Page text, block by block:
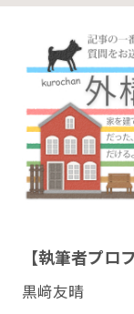
【執筆者プロ
黒﨑友晴